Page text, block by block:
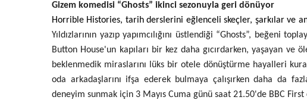
Gizem komedisi “Ghosts” ikinci sezonuyla geri dönüyor
Horrible Histories, tarih derslerini eğlenceli skeçler, şarkılar ve
Yıldızlarının yazıp yapımcılığını üstlendiği “Ghosts”, beğeni
Button House'un kapıları bir kez daha gıcırdarken, yaşayan ve
beklenmedik miraslarını lüks bir otele dönüştürme hayalleri
oda arkadaşlarını ifşa ederek bulmaya çalışırken daha da
deneyim sunmak için 3 Mayıs Cuma günü saat 21.50'de BBC